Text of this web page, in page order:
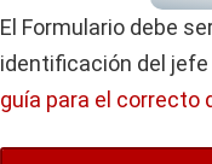
El Formulario debe
identificación del
guía para el correcto